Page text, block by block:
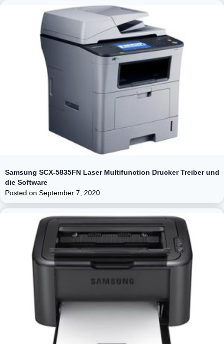
Samsung SCX-5835FN Laser Multifunction Drucker Treiber und
die Software
Posted on September 7, 2020